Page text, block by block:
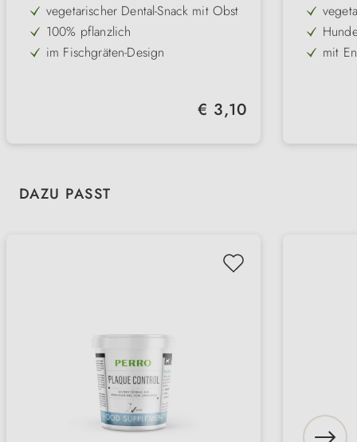
vegetarischer Dental-Snack mit Obst
100% pflanzlich
im Fischgräten-Design
Regulärer Preis:
€ 3,10
mit
Produktgalerie überspringen
DAZU PASST